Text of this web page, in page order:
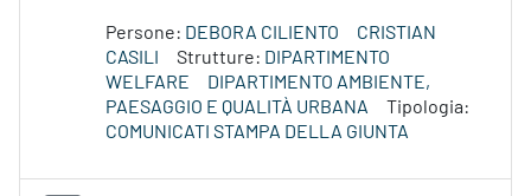
Persone: DEBORA CILIENTO
CRISTIAN
CASILI
Strutture: DIPARTIMENTO
WELFARE
DIPARTIMENTO AMBIENTE,
PAESAGGIO E QUALITÀ URBANA
Tipologia:
COMUNICATI STAMPA DELLA GIUNTA